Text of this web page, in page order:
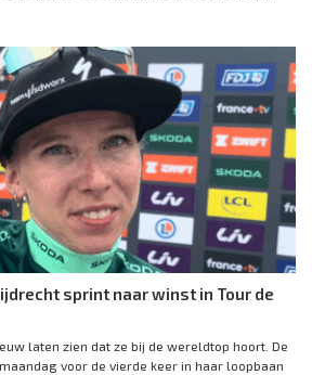
sprint naar winst in Tour de
laten zien dat ze bij de wereldtop hoort. De
voor de vierde keer in haar loopbaan